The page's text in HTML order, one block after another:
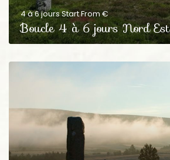
4 à 6 jours Start From €
Boucle 4 à 6 jours Nord Est